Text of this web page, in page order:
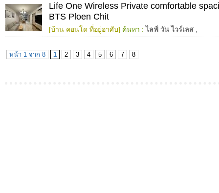
Life One Wireless Private comfortable
BTS Ploen Chit
[บ้าน คอนโด ที่อยู่อาศับ] ค้นหา : ไลฟ์ วัน ไวร์เลส
หน้า 1 จาก 8 1 2 3 4 5 6 7 8